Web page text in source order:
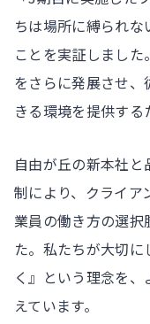
ちは場所に縛られ
ことを実証しまし
をさらに発展させ
きる環境を提供する
自由が丘の新本社
制により、クライア
業員の働き方の選択
た。私たちが大切
く』という理念を
えています。